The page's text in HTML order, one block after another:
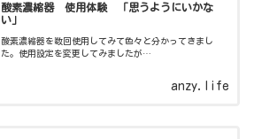
酸素濃縮器 使用体験 「思うようにいかな
い」
酸素濃縮器を数回使用してみて色々と分かってきまし
た。使用設定を変更してみましたが…
anzy.life